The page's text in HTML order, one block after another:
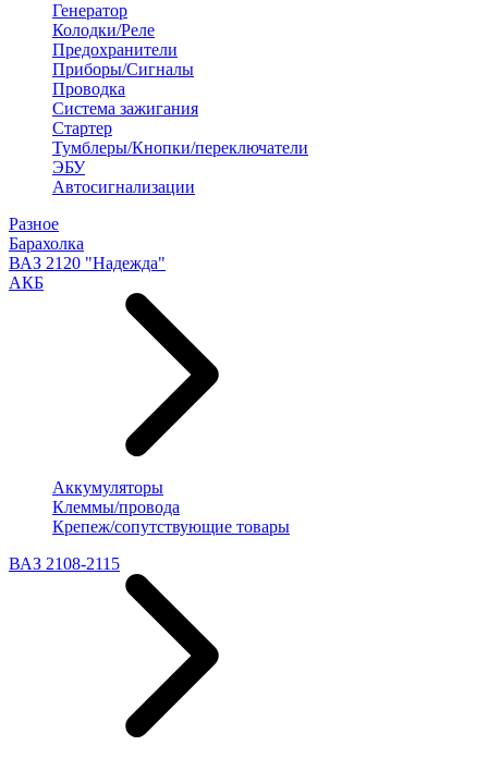
Генератор
Колодки/Реле
Предохранители
Приборы/Сигналы
Проводка
Система зажигания
Стартер
Тумблеры/Кнопки/переключатели
ЭБУ
Автосигнализации
Разное
Барахолка
ВАЗ 2120 "Надежда"
АКБ
Аккумуляторы
Клеммы/провода
Крепеж/сопутствующие товары
ВАЗ 2108-2115